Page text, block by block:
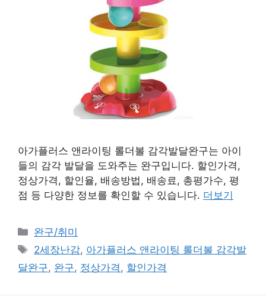
아가플러스 앤라이팅 롤더볼 감각발달완구는 아이
들의 감각 발달을 도와주는 완구입니다. 할인가격,
정상가격, 할인율, 배송방법, 배송료, 총평가수, 평
점 등 다양한 정보를 확인할 수 있습니다. 더보기
카
테
리
완구/취미
태
그
2세장난감, 아가플러스 앤라이팅 롤더볼 감각발
달완구, 완구, 정상가격, 할인가격